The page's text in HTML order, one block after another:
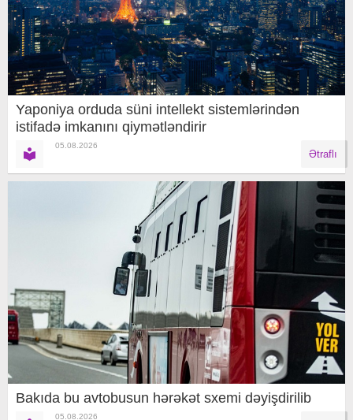
Yaponiya orduda süni intellekt sistemlərindən
istifadə imkanını qiymətləndirir
05.08.2026
Ətraflı
Bakıda bu avtobusun hərəkət sxemi dəyişdirilib
05.08.2026